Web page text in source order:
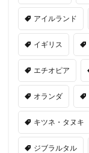
アイルランド
イギリス
エチオピア
オランダ
キツネ・タヌキ
ジブラルタル